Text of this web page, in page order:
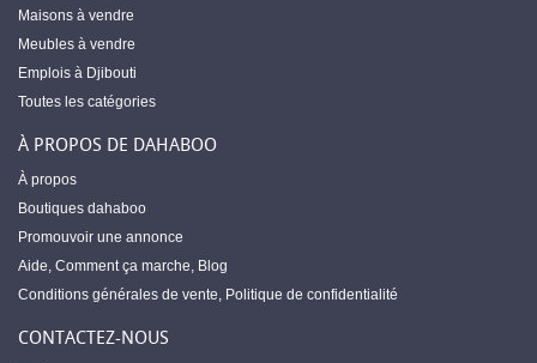
Maisons à vendre
Meubles à vendre
Emplois à Djibouti
Toutes les catégories
À PROPOS DE DAHABOO
À propos
Boutiques dahaboo
Promouvoir une annonce
Aide, Comment ça marche, Blog
Conditions générales de vente, Politique de confidentialité
CONTACTEZ-NOUS